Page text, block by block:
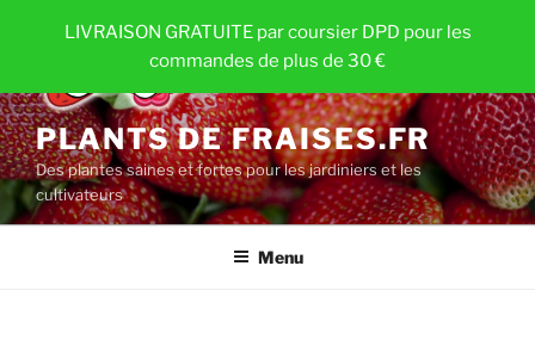
LIVRAISON GRATUITE par coursier DPD pour les
commandes de plus de 30 €
principal
PLANTS DE FRAISES.FR
Des plantes saines et fortes pour les jardiniers et les
cultivateurs
Menu